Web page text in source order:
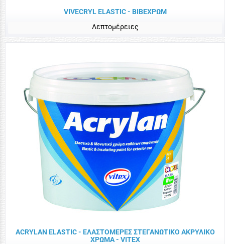
VIVECRYL ELASTIC - ΒΙΒΕΧΡΩΜ
Λεπτομέρειες
ACRYLAN ELASTIC - ΕΛΑΣΤΟΜΕΡΕΣ ΣΤΕΓΑΝΩΤΙΚΟ ΑΚΡΥΛΙΚΟ
ΧΡΩΜΑ - VITEX